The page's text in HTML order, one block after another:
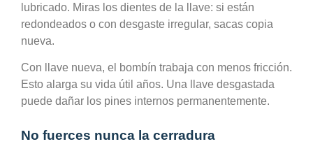
lubricado. Miras los dientes de la llave: si están
redondeados o con desgaste irregular, sacas copia
nueva.
Con llave nueva, el bombín trabaja con menos fricción.
Esto alarga su vida útil años. Una llave desgastada
puede dañar los pines internos permanentemente.
No fuerces nunca la cerradura